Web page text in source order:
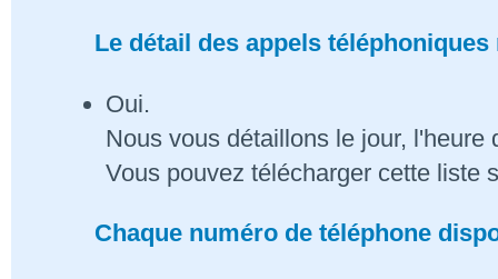
Le détail des appels
Oui.
Nous vous détaillons le jour,
Vous pouvez télécharger cette liste
Chaque numéro de téléphone